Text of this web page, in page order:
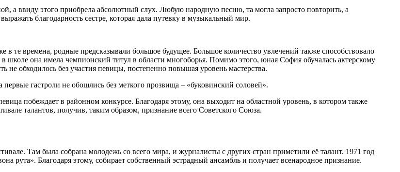
а ввиду этого приобрела абсолютный слух. Любую народную песню, та могла запросто повторить, а
благодарность сестре, которая дала путевку в музыкальный мир.
те времена, родные предсказывали большое будущее. Большое количество увлечений также способствовало
школе она имела чемпионский титул в области многоборья. Помимо этого, юная София обучалась актерскому
не обходилось без участия певицы, постепенно повышая уровень мастерства.
гастроли не обошлись без меткого прозвища – «буковинский соловей».
побеждает в районном конкурсе. Благодаря этому, она выходит на областной уровень, в котором также
талантов, получив, таким образом, признание всего Советского Союза.
Там была собрана молодежь со всего мира, и журналисты с других стран приметили её талант. 1971 год
рута». Благодаря этому, собирает собственный эстрадный ансамбль и получает всенародное признание.